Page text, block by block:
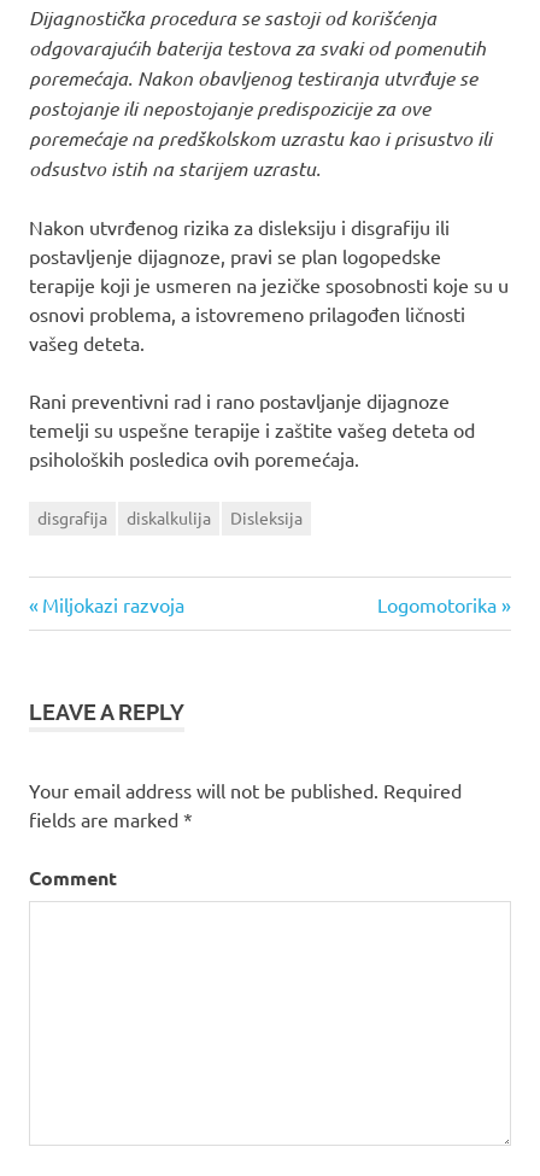
Dijagnostička procedura se sastoji od korišćenja
odgovarajućih baterija testova za svaki od pomenutih
poremećaja. Nakon obavljenog testiranja utvrđuje se
postojanje ili nepostojanje predispozicije za ove
poremećaje na predškolskom uzrastu kao i prisustvo ili
odsustvo istih na starijem uzrastu.
Nakon utvrđenog rizika za disleksiju i disgrafiju ili
postavljenje dijagnoze, pravi se plan logopedske
terapije koji je usmeren na jezičke sposobnosti koje su u
osnovi problema, a istovremeno prilagođen ličnosti
vašeg deteta.
Rani preventivni rad i rano postavljanje dijagnoze
temelji su uspešne terapije i zaštite vašeg deteta od
psiholoških posledica ovih poremećaja.
disgrafija diskalkulija Disleksija
Post
Previous
Post:
Miljokazi razvoja
Next
Post:
Logomotorika
LEAVE A REPLY
Your email address will not be published. Required
fields are marked *
Comment